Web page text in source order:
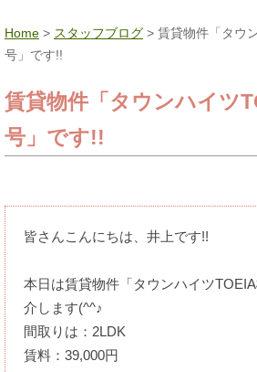
Home > スタッフブログ > 賃貸物件「タウ
号」です!!
賃貸物件「タウンハイツ
号」です!!
皆さんこんにちは、井上です!!
本日は賃貸物件「タウンハイツ
介します(^^♪
間取りは：2LDK
賃料：39,000円